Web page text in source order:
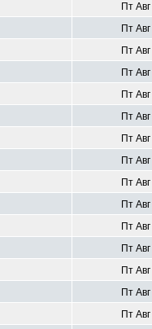
Пт
Пт
Пт
Пт
Пт
Пт
Пт
Пт
Пт
Пт
Пт
Пт
Пт
Пт
Пт